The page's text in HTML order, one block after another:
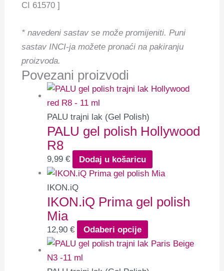
CI 61570 ]
* navedeni sastav se može promijeniti.Puni
sastav INCI-ja možete pronaći na pakiranju
proizvoda.
Povezani proizvodi
PALU trajni lak (Gel Polish)
PALU gel polish Hollywood
R8
9,99€ Dodaj u košaricu
IKON.iQ
IKON.iQ Prima gel polish
Mia
12,90€ Odaberi opcije